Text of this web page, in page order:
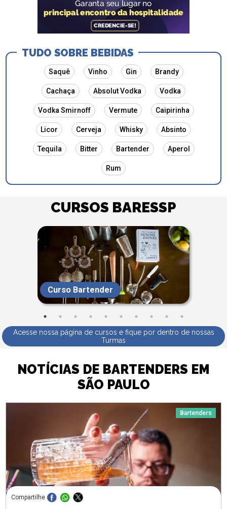
TUDO SOBRE BEBIDAS
Saquê Vinho Gin Brandy
Cachaça Absolut Vodka Vodka
Vodka Smirnoff Vermute Caipirinha
Licor Cerveja Whisky Absinto
Tequila Bitter Bartender Aperol
Rum
CURSOS BARESSP
Curso Bartender
Acesse nossa página de cursos e fique por dentro de nossas
Turmas
NOTÍCIAS DE BARTENDERS EM
SÃO PAULO
Bartenders
Compartilhe